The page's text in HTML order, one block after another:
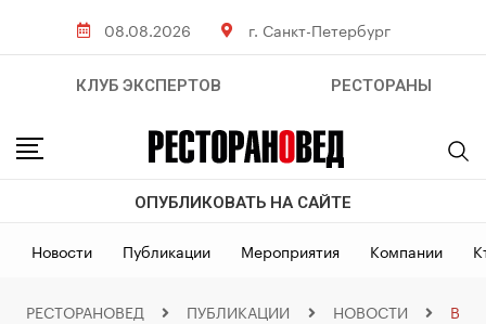
08.08.2026 г. Санкт-Петербург
КЛУБ ЭКСПЕРТОВ РЕСТОРАНЫ
ОПУБЛИКОВАТЬ НА САЙТЕ
Новости Публикации Мероприятия Компании
РЕСТОРАНОВЕД ПУБЛИКАЦИИ НОВОСТИ
В